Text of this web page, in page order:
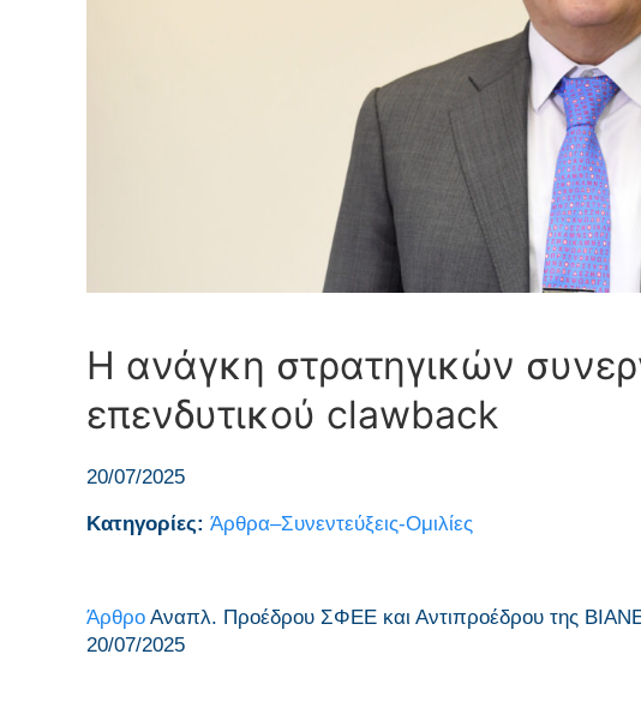
Η ανάγκη στρατηγικών
επενδυτικού clawback
20/07/2025
Κατηγορίες: Άρθρα–Συνεντεύξεις-Ομιλίες
Άρθρο Αναπλ. Προέδρου ΣΦΕΕ και Αντιπροέδρου της
20/07/2025